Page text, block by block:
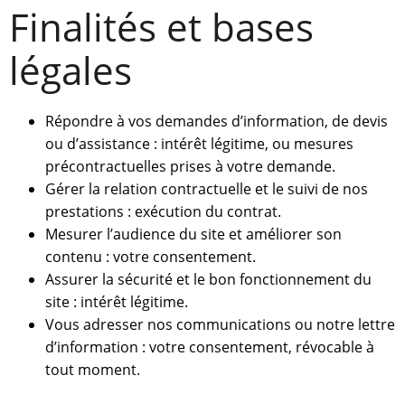
Finalités et bases
légales
Répondre à vos demandes d’information, de devis
ou d’assistance : intérêt légitime, ou mesures
précontractuelles prises à votre demande.
Gérer la relation contractuelle et le suivi de nos
prestations : exécution du contrat.
Mesurer l’audience du site et améliorer son
contenu : votre consentement.
Assurer la sécurité et le bon fonctionnement du
site : intérêt légitime.
Vous adresser nos communications ou notre lettre
d’information : votre consentement, révocable à
tout moment.